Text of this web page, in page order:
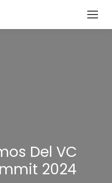
Del VC
2024